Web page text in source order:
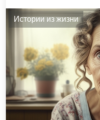
Истории из жизни